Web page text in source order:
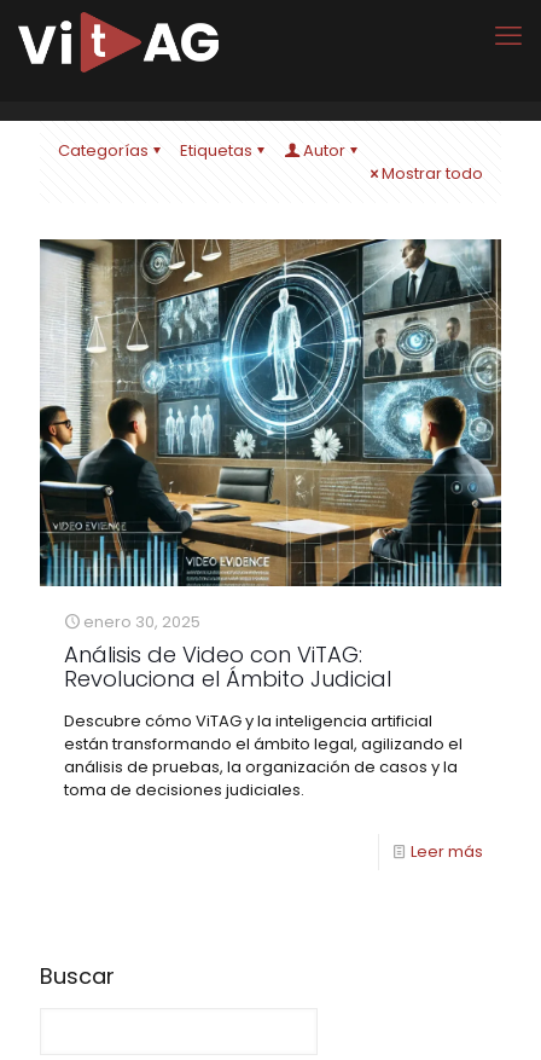
Categorías Etiquetas
Autor
Mostrar todo
enero 30, 2025
Análisis de Video con ViTAG:
Revoluciona el Ámbito Judicial
Descubre cómo ViTAG y la inteligencia artificial
están transformando el ámbito legal, agilizando el
análisis de pruebas, la organización de casos y la
toma de decisiones judiciales.
Leer más
Buscar